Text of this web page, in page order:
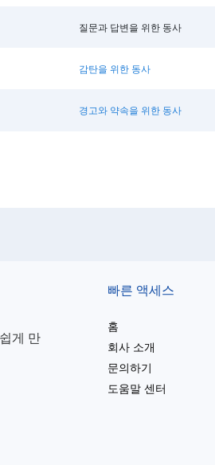
질문과 답변을 위한 동사
감탄을 위한 동사
경고와 약속을 위한 동사
게 만
빠른 액세스
홈
회사 소개
문의하기
도움말 센터